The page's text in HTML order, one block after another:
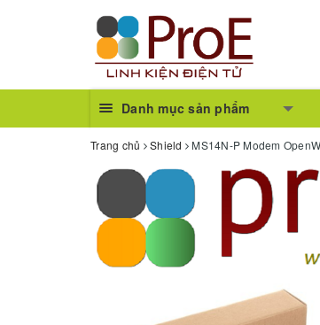
Danh mục sản phẩm
Trang chủ Shield MS14N-P Modem